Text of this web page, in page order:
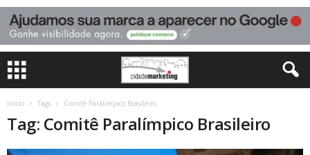
Início Tags Comitê Paralímpico Brasileiro
Tag: Comitê Paralímpico Brasileiro